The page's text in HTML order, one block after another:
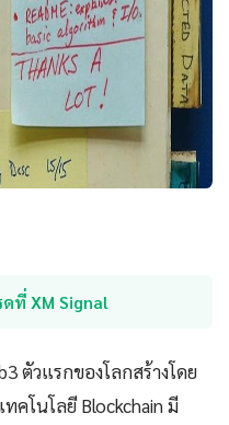
ที่ XM Signal
ตัวแรกของโลกสร้างโดย
คโนโลยี Blockchain มี